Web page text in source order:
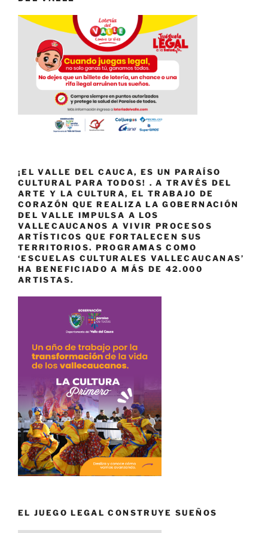
¡EL VALLE DEL CAUCA, ES UN PARAÍSO
CULTURAL PARA TODOS! . A TRAVÉS DEL
ARTE Y LA CULTURA, EL TRABAJO DE
CORAZÓN QUE REALIZA LA GOBERNACIÓN
DEL VALLE IMPULSA A LOS
VALLECAUCANOS A VIVIR PROCESOS
ARTÍSTICOS QUE FORTALECEN SUS
TERRITORIOS. PROGRAMAS COMO
‘ESCUELAS CULTURALES VALLECAUCANAS’
HA BENEFICIADO A MÁS DE 42.000
ARTISTAS.
EL JUEGO LEGAL CONSTRUYE SUEÑOS